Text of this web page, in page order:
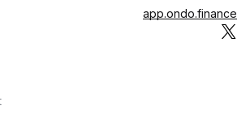
app.ondo.finance